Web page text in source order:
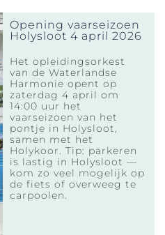
Opening vaarseizoen
Holysloot 4 april 2026
Het opleidingsorkest
van de Waterlandse
Harmonie opent op
zaterdag 4 april om
14:00 uur het
vaarseizoen van het
pontje in Holysloot,
samen met het
Holykoor. Tip: parkeren
is lastig in Holysloot —
kom zo veel mogelijk op
de fiets of overweeg te
carpoolen.